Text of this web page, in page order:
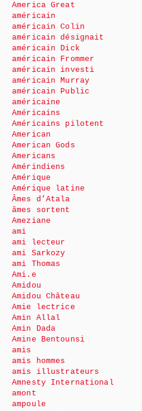
America Great
américain
américain Colin
américain désignait
américain Dick
américain Frommer
américain investi
américain Murray
américain Public
américaine
Américains
Américains pilotent
American
American Gods
Americans
Amérindiens
Amérique
Amérique latine
Âmes d’Atala
âmes sortent
Ameziane
ami
ami lecteur
ami Sarkozy
ami Thomas
Ami.e
Amidou
Amidou Château
Amie lectrice
Amin Allal
Amin Dada
Amine Bentounsi
amis
amis hommes
amis illustrateurs
Amnesty International
amont
ampoule